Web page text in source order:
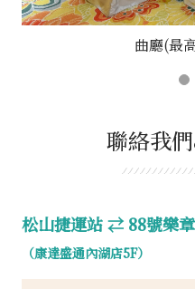
曲廳(最
聯絡我
松山捷運站 ⇄ 88號樂
（康達盛通內湖店5F）